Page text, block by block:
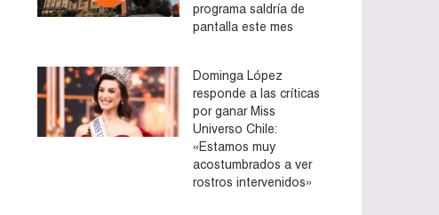
programa saldría de
pantalla este mes
Dominga López
responde a las críticas
por ganar Miss
Universo Chile:
«Estamos muy
acostumbrados a ver
rostros intervenidos»